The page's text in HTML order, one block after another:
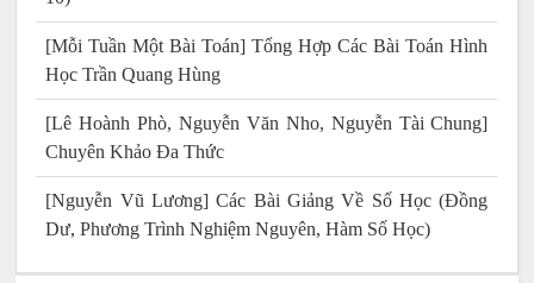
[Mỗi Tuần Một Bài Toán] Tổng Hợp Các Bài Toán Hình
Học Trần Quang Hùng
[Lê Hoành Phò, Nguyễn Văn Nho, Nguyễn Tài Chung]
Chuyên Khảo Đa Thức
[Nguyễn Vũ Lương] Các Bài Giảng Về Số Học (Đồng
Dư, Phương Trình Nghiệm Nguyên, Hàm Số Học)